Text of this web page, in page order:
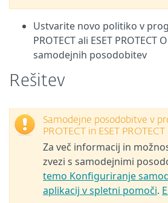
Ustvarite novo politiko v
PROTECT ali ESET
samodejnih posodobitev
Rešitev
Samodejne posodobitve v
PROTECT in ESET
Za več informacij in
zvezi s samodejnimi
temo Konfiguriranje
aplikacij v spletni pomoči.